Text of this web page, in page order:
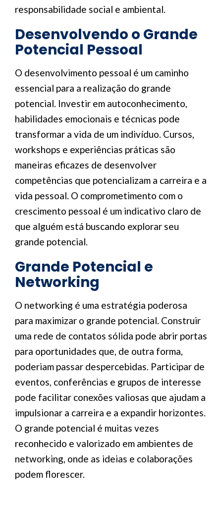
responsabilidade social e ambiental.
Desenvolvendo o Grande
Potencial Pessoal
O desenvolvimento pessoal é um caminho
essencial para a realização do grande
potencial. Investir em autoconhecimento,
habilidades emocionais e técnicas pode
transformar a vida de um indivíduo. Cursos,
workshops e experiências práticas são
maneiras eficazes de desenvolver
competências que potencializam a carreira e a
vida pessoal. O comprometimento com o
crescimento pessoal é um indicativo claro de
que alguém está buscando explorar seu
grande potencial.
Grande Potencial e
Networking
O networking é uma estratégia poderosa
para maximizar o grande potencial. Construir
uma rede de contatos sólida pode abrir portas
para oportunidades que, de outra forma,
poderiam passar despercebidas. Participar de
eventos, conferências e grupos de interesse
pode facilitar conexões valiosas que ajudam a
impulsionar a carreira e a expandir horizontes.
O grande potencial é muitas vezes
reconhecido e valorizado em ambientes de
networking, onde as ideias e colaborações
podem florescer.